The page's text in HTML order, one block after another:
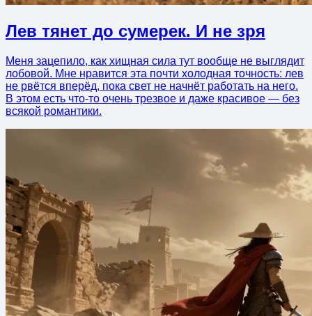
Лев тянет до сумерек. И не зря
Меня зацепило, как хищная сила тут вообще не выглядит
лобовой. Мне нравится эта почти холодная точность: лев
не рвётся вперёд, пока свет не начнёт работать на него.
В этом есть что-то очень трезвое и даже красивое — без
всякой романтики.